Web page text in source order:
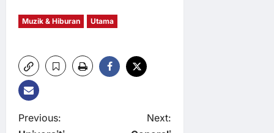
Muzik & Hiburan Utama
P
Previous:
Next: